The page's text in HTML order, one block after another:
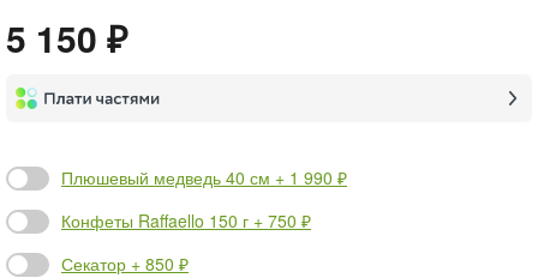
5 150 ₽
Плюшевый медведь 40 см + 1 990 ₽
Конфеты Raffaello 150 г + 750 ₽
Секатор + 850 ₽